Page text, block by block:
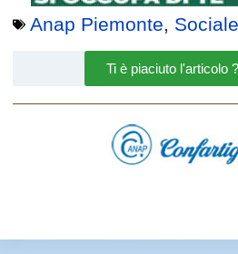
Anap Piemonte, Sociale
Ti è piaciuto l'articolo